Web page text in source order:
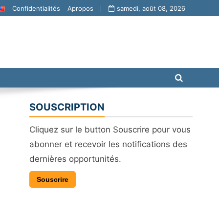
Confidentialités Apropos samedi, août 08, 2026
SOUSCRIPTION
Cliquez sur le button Souscrire pour vous
abonner et recevoir les notifications des
dernières opportunités.
Souscrire